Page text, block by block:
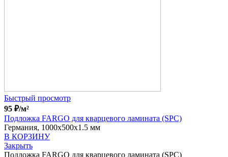
Быстрый просмотр
95 ₽/м²
Подложка FARGO для кварцевого ламината (SPC)
Германия, 1000x500x1.5 мм
В КОРЗИНУ
Закрыть
Подложка FARGO для кварцевого ламината (SPC)